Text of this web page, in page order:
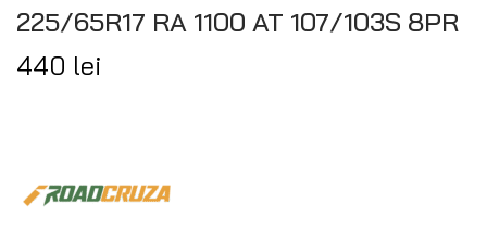
225/65R17 RA 1100 AT 107/103S 8PR
440 lei